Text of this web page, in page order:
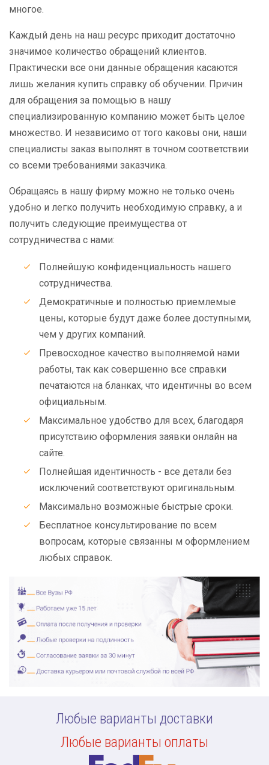
многое.
Каждый день на наш ресурс приходит достаточно
значимое количество обращений клиентов.
Практически все они данные обращения касаются
лишь желания купить справку об обучении. Причин
для обращения за помощью в нашу
специализированную компанию может быть целое
множество. И независимо от того каковы они, наши
специалисты заказ выполнят в точном соответствии
со всеми требованиями заказчика.
Обращаясь в нашу фирму можно не только очень
удобно и легко получить необходимую справку, а и
получить следующие преимущества от
сотрудничества с нами:
Полнейшую конфиденциальность нашего
сотрудничества.
Демократичные и полностью приемлемые
цены, которые будут даже более доступными,
чем у других компаний.
Превосходное качество выполняемой нами
работы, так как совершенно все справки
печатаются на бланках, что идентичны во всем
официальным.
Максимальное удобство для всех, благодаря
присутствию оформления заявки онлайн на
сайте.
Полнейшая идентичность - все детали без
исключений соответствуют оригинальным.
Максимально возможные быстрые сроки.
Бесплатное консультирование по всем
вопросам, которые связанны м оформлением
любых справок.
Любые варианты доставки
Любые варианты оплаты